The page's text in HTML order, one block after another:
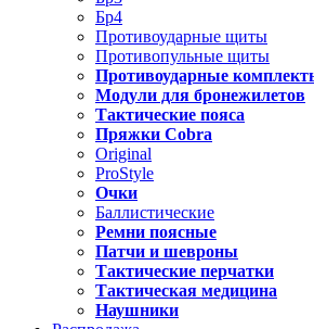
Бр4
Противоударные щиты
Противопульные щиты
Противоударные
Модули для бронежилетов
Тактические пояса
Пряжки Cobra
Original
ProStyle
Очки
Баллистические
Ремни поясные
Патчи и шевроны
Тактические перчатки
Тактическая медицина
Наушники